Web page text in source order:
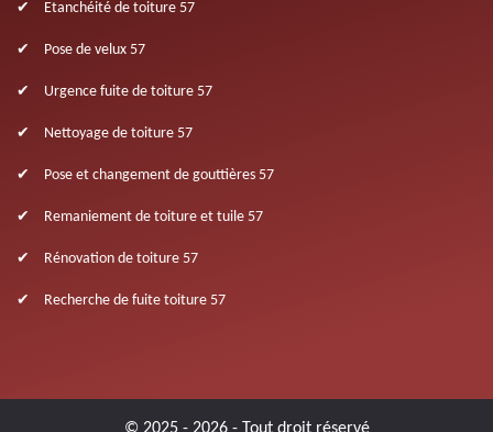
Etanchéité de toiture 57
Pose de velux 57
Urgence fuite de toiture 57
Nettoyage de toiture 57
Pose et changement de gouttières 57
Remaniement de toiture et tuile 57
Rénovation de toiture 57
Recherche de fuite toiture 57
© 2025 - 2026 - Tout droit réservé